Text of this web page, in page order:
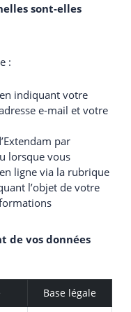
sont-elles
:
indiquant votre
e-mail et votre
par
lorsque vous
ligne via la rubrique
l’objet de votre
vos données
Base légale